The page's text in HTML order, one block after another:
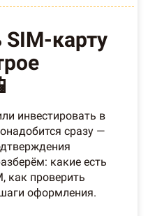
карту
инвестировать в
сразу —
какие есть
как проверить
оформления.